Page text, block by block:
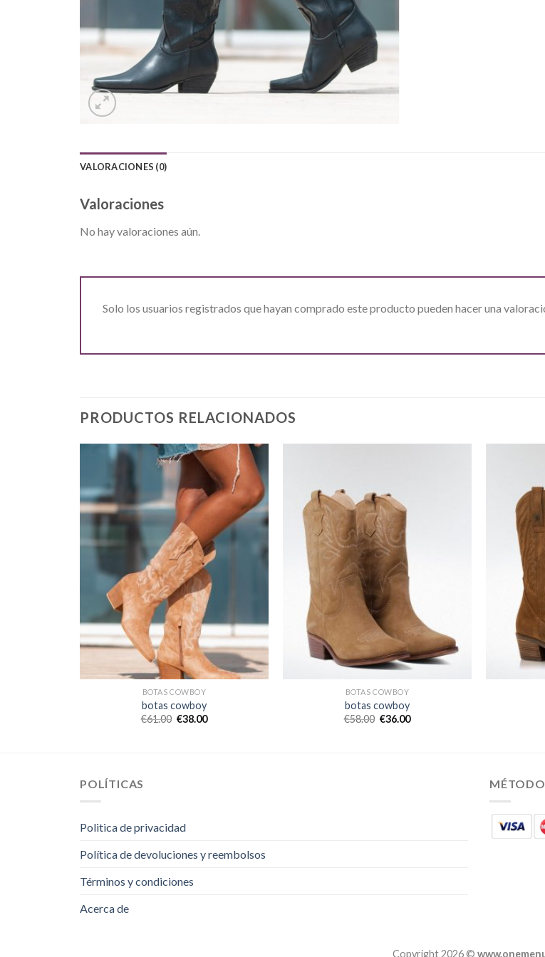
VALORACIONES (0)
Valoraciones
No hay valoraciones aún.
Solo los usuarios registrados que hayan comprado este producto pueden hacer una
PRODUCTOS RELACIONADOS
BOTAS COWBOY
botas cowboy
€61.00 €38.00
BOTAS COWBOY
botas cowboy
€58.00 €36.00
POLÍTICAS
Politica de privacidad
Política de devoluciones y reembolsos
Términos y condiciones
Acerca de
Copyright 2026 ©